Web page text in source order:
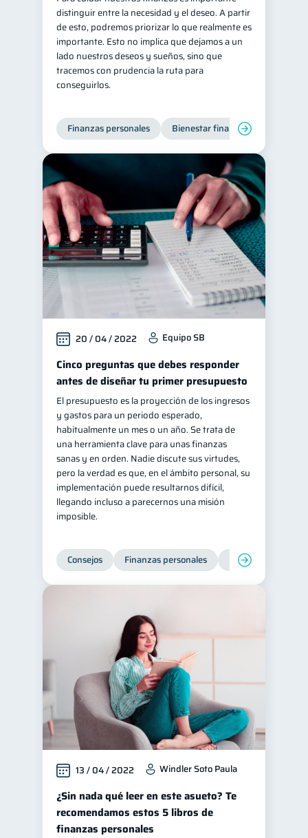
Retiro Doble sueldo
Gasto responsable 1
información financiera
distinguir entre la necesidad y el deseo. A partir
de esto, podremos priorizar lo que realmente es
importante. Esto no implica que dejamos a un
lado nuestros deseos y sueños, sino que
tracemos con prudencia la ruta para
conseguirlos.
Finanzas personales Bienestar financiero
20 / 04 / 2022 Equipo SB
Cinco preguntas que debes responder
antes de diseñar tu primer presupuesto
El presupuesto es la proyección de los ingresos
y gastos para un periodo esperado,
habitualmente un mes o un año. Se trata de
una herramienta clave para unas finanzas
sanas y en orden. Nadie discute sus virtudes,
pero la verdad es que, en el ámbito personal, su
implementación puede resultarnos difícil,
llegando incluso a parecernos una misión
imposible.
Consejos Finanzas personales Educación
13 / 04 / 2022 Windler Soto Paula
¿Sin nada qué leer en este asueto? Te
recomendamos estos 5 libros de
finanzas personales